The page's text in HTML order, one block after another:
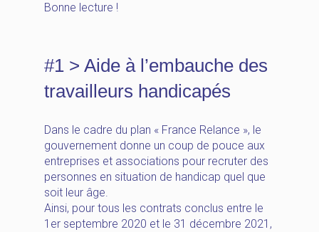
Bonne lecture !
#1 > Aide à l’embauche des
travailleurs handicapés
Dans le cadre du plan « France Relance », le
gouvernement donne un coup de pouce aux
entreprises et associations pour recruter des
personnes en situation de handicap quel que
soit leur âge.
Ainsi, pour tous les contrats conclus entre le
1er septembre 2020 et le 31 décembre 2021,